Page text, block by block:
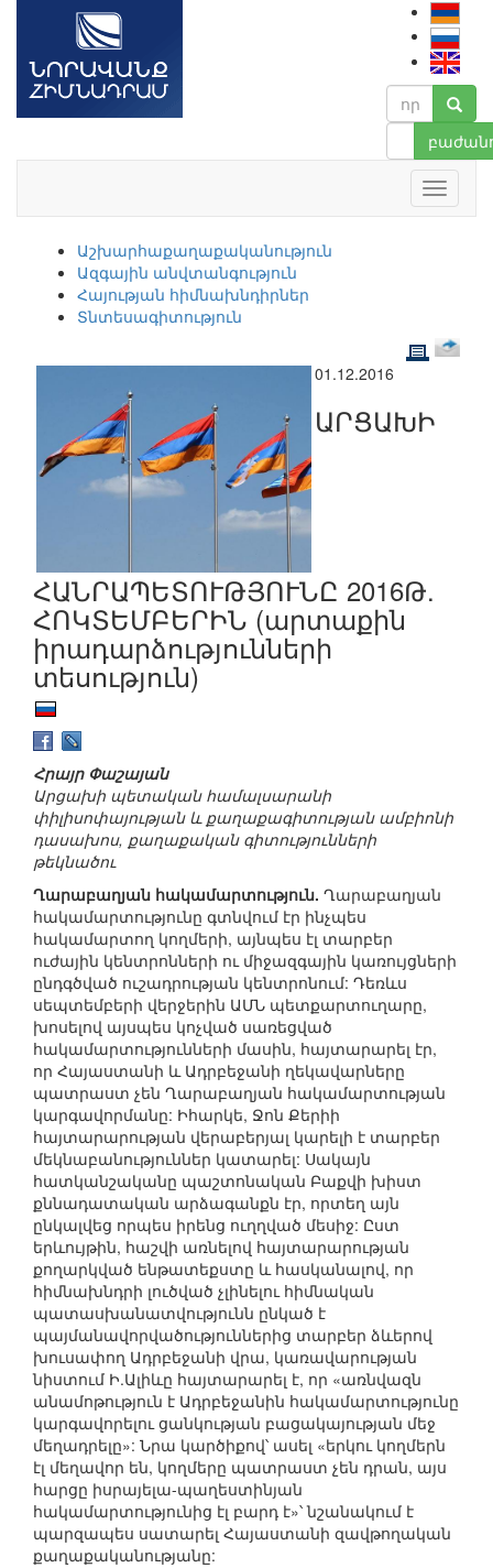
Աշխարհաքաղաքականություն
Ազգային անվտանգություն
Հայության հիմնախնդիրներ
Տնտեսագիտություն
01.12.2016
ԱՐՑԱԽԻ
ՀԱՆՐԱՊԵՏՈՒԹՅՈՒՆԸ 2016Թ.
ՀՈԿՏԵՄԲԵՐԻՆ (արտաքին
իրադարձությունների
տեսություն)
Հրայր Փաշայան
Արցախի պետական համալսարանի
փիլիսոփայության և քաղաքագիտության ամբիոնի
դասախոս, քաղաքական գիտությունների
թեկնածու
Ղարաբաղյան հակամարտություն. Ղարաբաղյան
հակամարտությունը գտնվում էր ինչպես
հակամարտող կողմերի, այնպես էլ տարբեր
ուժային կենտրոնների ու միջազգային կառույցների
ընդգծված ուշադրության կենտրոնում: Դեռևս
սեպտեմբերի վերջերին ԱՄՆ պետքարտուղարը,
խոսելով այսպես կոչված սառեցված
հակամարտությունների մասին, հայտարարել էր,
որ Հայաստանի և Ադրբեջանի ղեկավարները
պատրաստ չեն Ղարաբաղյան հակամարտության
կարգավորմանը: Իհարկե, Ջոն Քերիի
հայտարարության վերաբերյալ կարելի է տարբեր
մեկնաբանություններ կատարել: Սակայն
հատկանշականը պաշտոնական Բաքվի խիստ
քննադատական արձագանքն էր, որտեղ այն
ընկալվեց որպես իրենց ուղղված մեսիջ: Ըստ
երևույթին, հաշվի առնելով հայտարարության
քողարկված ենթատեքստը և հասկանալով, որ
հիմնախնդրի լուծված չլինելու հիմնական
պատասխանատվությունն ընկած է
պայմանավորվածություններից տարբեր ձևերով
խուսափող Ադրբեջանի վրա, կառավարության
նիստում Ի.Ալիևը հայտարարել է, որ «առնվազն
անամոթություն է Ադրբեջանին հակամարտությունը
կարգավորելու ցանկության բացակայության մեջ
մեղադրելը»: Նրա կարծիքով՝ ասել «երկու կողմերն
էլ մեղավոր են, կողմերը պատրաստ չեն դրան, այս
հարցը իսրայելա-պաղեստինյան
հակամարտությունից էլ բարդ է»՝ նշանակում է
պարզապես սատարել Հայաստանի զավթողական
քաղաքականությանը: